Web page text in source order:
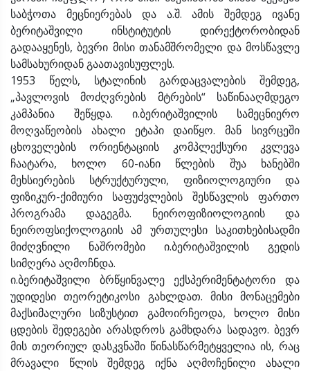
საბჭოთა მეცნიერებას და ა.შ. ამის შემდეგ ივანე
ბერიტაშვილი ინსტიტუტის დირექტორობიდან
გადააყენეს, ბევრი მისი თანამშრომელი და მოსწავლე
სამსახურიდან გაათავისუფლეს.
1953 წელს, სტალინის გარდაცვალების შემდეგ,
„პავლოვის მოძღვრების მტრების“ საწინააღმდეგო
კამპანია შეწყდა. ი.ბერიტაშვილის სამეცნიერო
მოღვაწეობის ახალი ეტაპი დაიწყო. მან სივრცეში
ცხოველების ორიენტაციის კომპლექსური კვლევა
ჩაატარა, ხოლო 60-იანი წლების შუა ხანებში
მეხსიერების სტრუქტურული, ფიზიოლოგიური და
ფიზიკურ-ქიმიური საფუძვლების შესწავლის ფართო
პროგრამა დაგეგმა. ნეიროფიზიოლოგიის და
ნეიროფსიქოლოგიის ამ ურთულესი საკითხებისადმი
მიძღვნილი ნაშრომები ი.ბერიტაშვილის გედის
სიმღერა აღმოჩნდა.
ი.ბერიტაშვილი ბრწყინვალე ექსპერიმენტატორი და
უდიდესი თეორეტიკოსი გახლდათ. მისი მონაცემები
მაქსიმალური სიზუსტით გამოირჩეოდა, ხოლო მისი
ცდების შედეგები არასდროს გამხდარა სადავო. ბევრ
მის თეორიულ დასკვნაში წინასწარმეტყველია ის, რაც
მრავალი წლის შემდეგ იქნა აღმოჩენილი ახალი